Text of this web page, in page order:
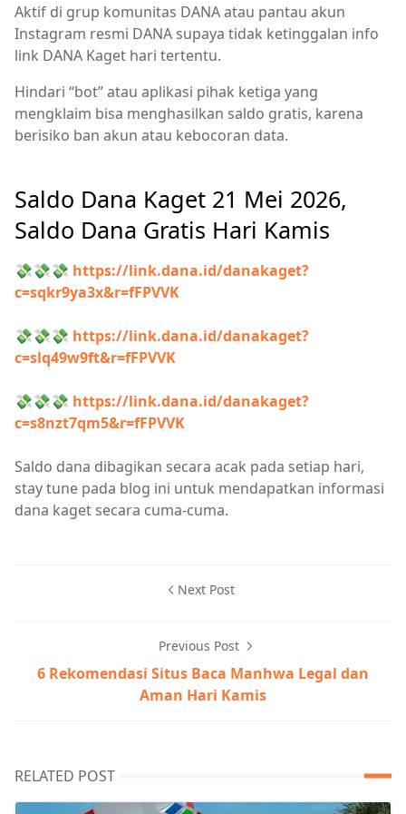
Aktif di grup komunitas DANA atau pantau akun
Instagram resmi DANA supaya tidak ketinggalan info
link DANA Kaget hari tertentu.
Hindari “bot” atau aplikasi pihak ketiga yang
mengklaim bisa menghasilkan saldo gratis, karena
berisiko ban akun atau kebocoran data.
Saldo Dana Kaget 21 Mei 2026,
Saldo Dana Gratis Hari Kamis
💸💸💸 https://link.dana.id/danakaget?
c=sqkr9ya3x&r=fFPVVK
💸💸💸 https://link.dana.id/danakaget?
c=slq49w9ft&r=fFPVVK
💸💸💸 https://link.dana.id/danakaget?
c=s8nzt7qm5&r=fFPVVK
Saldo dana dibagikan secara acak pada setiap hari,
stay tune pada blog ini untuk mendapatkan informasi
dana kaget secara cuma-cuma.
Next Post
Previous Post
6 Rekomendasi Situs Baca Manhwa Legal dan
Aman Hari Kamis
RELATED POST